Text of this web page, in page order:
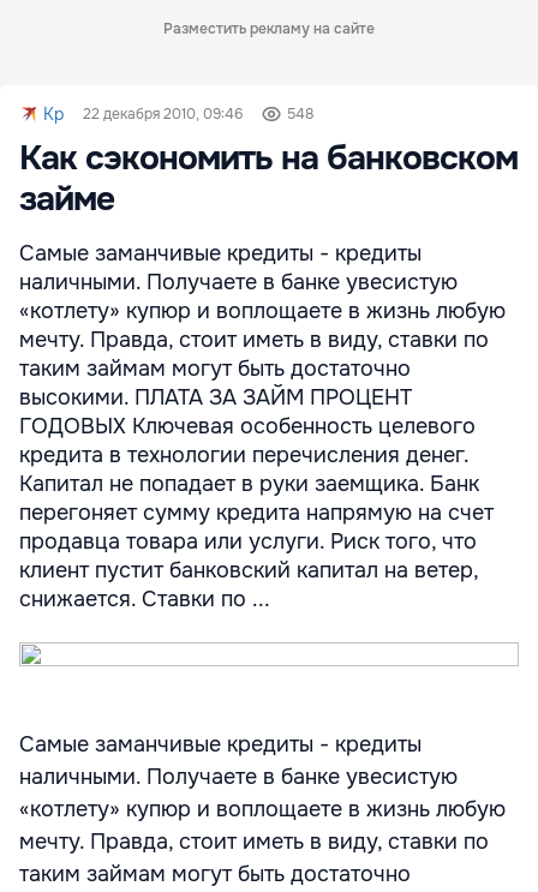
Разместить рекламу на сайте
Kp 22 декабря 2010, 09:46 548
Как сэкономить на банковском
займе
Самые заманчивые кредиты - кредиты
наличными. Получаете в банке увесистую
«котлету» купюр и воплощаете в жизнь любую
мечту. Правда, стоит иметь в виду, ставки по
таким займам могут быть достаточно
высокими. ПЛАТА ЗА ЗАЙМ ПРОЦЕНТ
ГОДОВЫХ Ключевая особенность целевого
кредита в технологии перечисления денег.
Капитал не попадает в руки заемщика. Банк
перегоняет сумму кредита напрямую на счет
продавца товара или услуги. Риск того, что
клиент пустит банковский капитал на ветер,
снижается. Ставки по ...
Самые заманчивые кредиты - кредиты
наличными. Получаете в банке увесистую
«котлету» купюр и воплощаете в жизнь любую
мечту. Правда, стоит иметь в виду, ставки по
таким займам могут быть достаточно